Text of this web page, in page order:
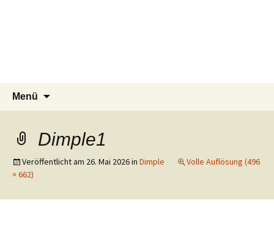
Tier Natur und Artenschutz
Siebengebirge e.V.
Tierschutzverein seit 1985 im
Siebengebirge – Orscheider
Menü
Dimple1
Veröffentlicht am 26. Mai 2026in Dimple
Volle Auflösung (496
× 662)